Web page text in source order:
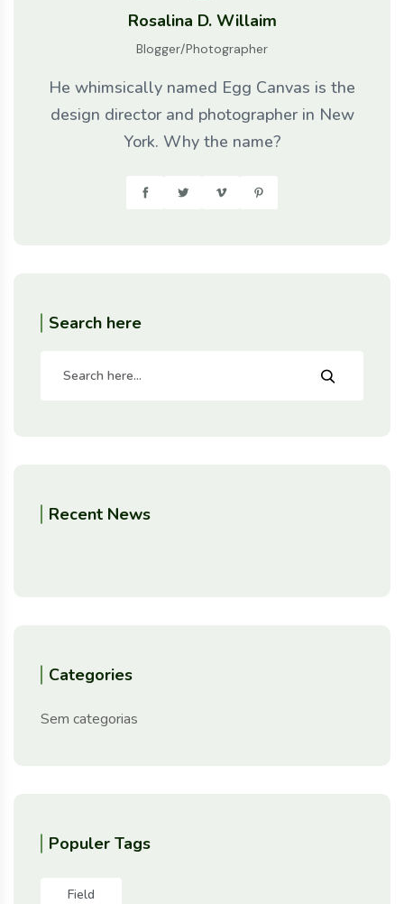
Rosalina D. Willaim
Blogger/Photographer
He whimsically named Egg Canvas is the
design director and photographer in New
York. Why the name?
Search here
Recent News
Categories
Sem categorias
Populer Tags
Field